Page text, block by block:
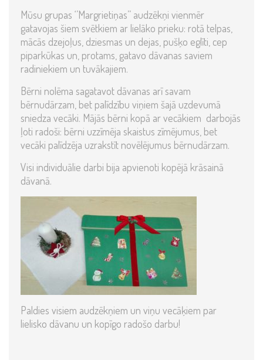
Mūsu grupas ‘’Margrietiņas’’ audzēkņi vienmēr
gatavojas šiem svētkiem ar lielāko prieku: rotā telpas,
mācās dzejoļus, dziesmas un dejas, pušķo eglīti, cep
piparkūkas un, protams, gatavo dāvanas saviem
radiniekiem un tuvākajiem.
Bērni nolēma sagatavot dāvanas arī savam
bērnudārzam, bet palīdzību viņiem šajā uzdevumā
sniedza vecāki. Mājās bērni kopā ar vecākiem darbojās
ļoti radoši: bērni uzzīmēja skaistus zīmējumus, bet
vecāki palīdzēja uzrakstīt novēlējumus bērnudārzam.
Visi individuālie darbi bija apvienoti kopējā krāsainā
dāvanā.
Paldies visiem audzēkņiem un viņu vecāķiem par
lielisko dāvanu un kopīgo radošo darbu!